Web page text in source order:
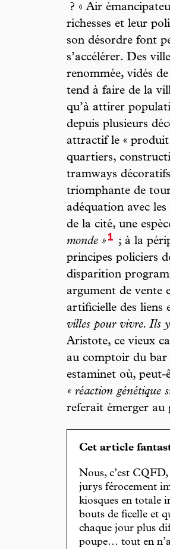
? « Air
richesses et leur
son désordre font
s’accélérer. Des
renommée, vidés
tend à faire de la
qu’à attirer
depuis plusieurs
attractif le «
quartiers,
tramways
triomphante de
adéquation avec
de la cité, une
monde »1
; à la
principes policiers
disparition
argument de vente
artificielle des liens
villes pour vivre. Ils
Aristote, ce vieux
au comptoir du bar
estaminet où, peut-
« réaction génétique
referait émerger
Cet article
Nous, c’est
jurys férocement
kiosques en totale
bouts de ficelle et
chaque jour plus
poupe… tout en